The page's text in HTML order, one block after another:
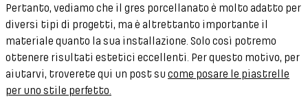
Pertanto, vediamo che il gres porcellanato è molto adatto per
diversi tipi di progetti, ma è altrettanto importante il
materiale quanto la sua installazione. Solo così potremo
ottenere risultati estetici eccellenti. Per questo motivo, per
aiutarvi, troverete qui un post su come posare le piastrelle
per uno stile perfetto.